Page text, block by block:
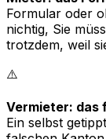
Formular oder
nichtig, Sie
trotzdem, weil
⚠️
Vermieter: das
Ein selbst